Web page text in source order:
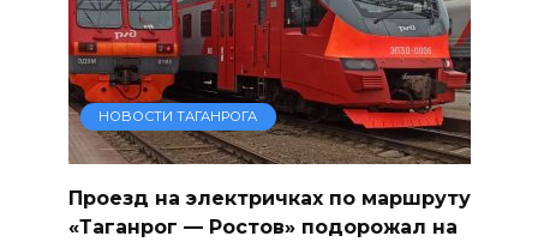
НОВОСТИ ТАГАНРОГА
Проезд на электричках по маршруту
«Таганрог — Ростов» подорожал на